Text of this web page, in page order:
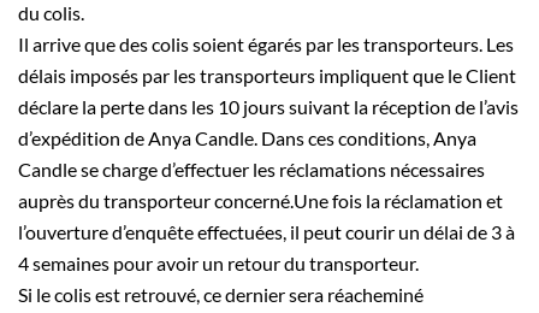
du colis.
Il arrive que des colis soient égarés par les transporteurs. Les
délais imposés par les transporteurs impliquent que le Client
déclare la perte dans les 10 jours suivant la réception de l’avis
d’expédition de Anya Candle. Dans ces conditions, Anya
Candle se charge d’effectuer les réclamations nécessaires
auprès du transporteur concerné.Une fois la réclamation et
l’ouverture d’enquête effectuées, il peut courir un délai de 3 à
4 semaines pour avoir un retour du transporteur.
Si le colis est retrouvé, ce dernier sera réacheminé